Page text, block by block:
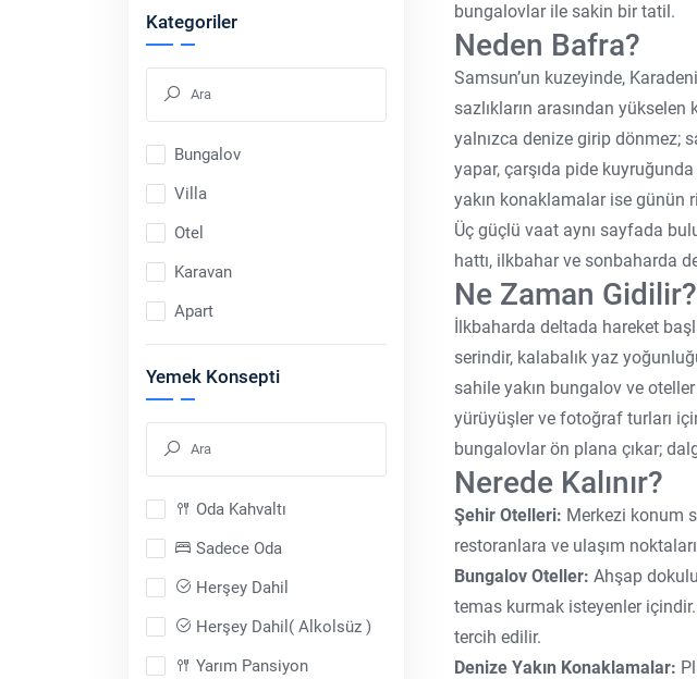
Kategoriler
Bungalov
Villa
Otel
Karavan
Apart
Yemek Konsepti
Oda Kahvaltı
Sadece Oda
Herşey Dahil
Herşey Dahil( Alkolsüz )
Yarım Pansiyon
bungalovlar ile sakin bir tatil.
Neden Bafra?
Samsun’un kuzeyinde,
sazlıkların arasından
yalnızca denize girip dönmez;
yapar, çarşıda pide
yakın konaklamalar ise günün
Üç güçlü vaat aynı sayfada
hattı, ilkbahar ve sonbaharda
Ne Zaman Gidilir?
İlkbaharda deltada hareket
serindir, kalabalık yaz
sahile yakın bungalov ve
yürüyüşler ve fotoğraf turları
bungalovlar ön plana çıkar;
Nerede Kalınır?
Şehir Otelleri: Merkezi konum
restoranlara ve ulaşım
Bungalov Oteller: Ahşap
temas kurmak isteyenler
tercih edilir.
Denize Yakın Konaklamalar: